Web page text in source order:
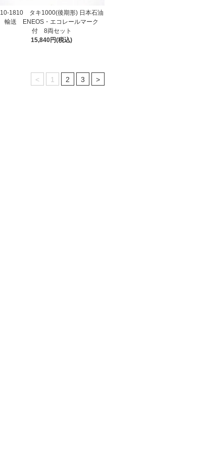
10-1810 タキ1000(後期形) 日本石油
輸送 ENEOS・エコレールマーク
付 8両セット
15,840円(税込)
< 1 2 3 >